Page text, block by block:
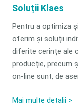
Soluții Klaes
Pentru a optimiza
oferim și soluții
diferite cerințe ale
producție, precum
on-line sunt, de
Mai multe detalii >